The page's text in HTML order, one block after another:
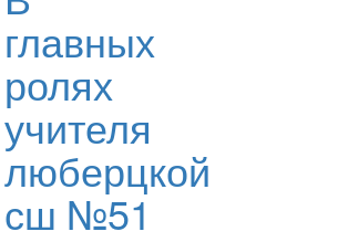
главных
ролях
учителя
люберцкой
сш №51